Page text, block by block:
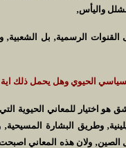
واليأس‚
القنوات الرسمية‚ بل
الحيوي وهل يحمل ذلك اية
هو اختيار للمعاني الحيوية
وطريق البشارة المسيحية‚
الصين‚ ولان هذه المعاني